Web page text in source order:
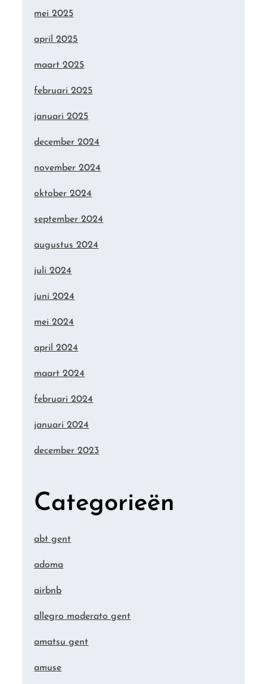
mei 2025
april 2025
maart 2025
februari 2025
januari 2025
december 2024
november 2024
oktober 2024
september 2024
augustus 2024
juli 2024
juni 2024
mei 2024
april 2024
maart 2024
februari 2024
januari 2024
december 2023
Categorieën
abt gent
adoma
airbnb
allegro moderato gent
amatsu gent
amuse